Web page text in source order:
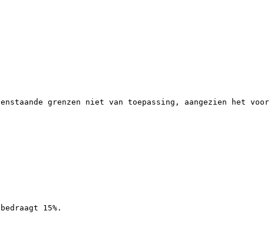
grenzen niet van toepassing, aangezien het voor
15%.